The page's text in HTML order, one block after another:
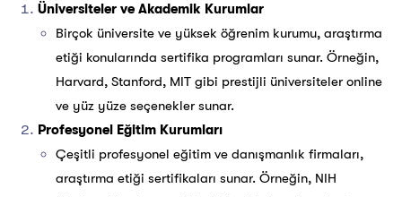
Üniversiteler ve Akademik Kurumlar
Birçok üniversite ve yüksek öğrenim kurumu, araştırma
etiği konularında sertifika programları sunar. Örneğin,
Harvard, Stanford, MIT gibi prestijli üniversiteler online
ve yüz yüze seçenekler sunar.
Profesyonel Eğitim Kurumları
Çeşitli profesyonel eğitim ve danışmanlık firmaları,
araştırma etiği sertifikaları sunar. Örneğin, NIH